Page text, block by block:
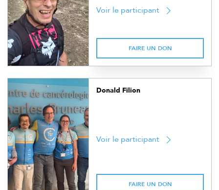
Voir le participant
FAIRE UN DON
Donald Filion
Voir le participant
FAIRE UN DON